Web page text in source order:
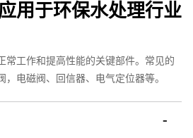
用于环保水处理行业
常工作和提高性能的关键部件。常见的
电磁阀、回信器、电气定位器等。